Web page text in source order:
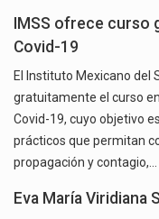
IMSS ofrece curso
Covid-19
El Instituto Mexicano del
gratuitamente el curso
Covid-19, cuyo objetivo
prácticos que permitan
propagación y contagio,…
Eva María Viridiana